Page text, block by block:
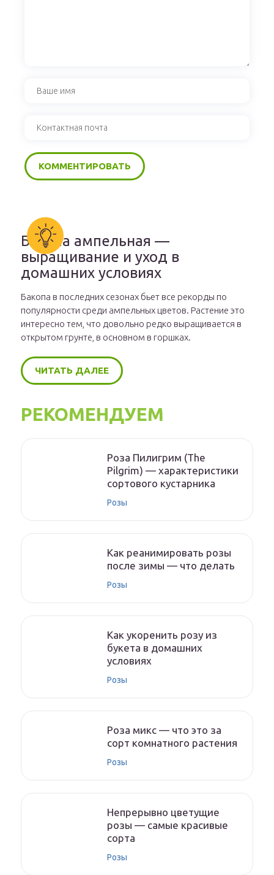
Бакопа ампельная —
выращивание и уход в
домашних условиях
Бакопа в последних сезонах бьет все рекорды по
популярности среди ампельных цветов. Растение это
интересно тем, что довольно редко выращивается в
открытом грунте, в основном в горшках.
ЧИТАТЬ ДАЛЕЕ
РЕКОМЕНДУЕМ
Роза Пилигрим (The
Pilgrim) — характеристики
сортового кустарника
Розы
Как реанимировать розы
после зимы — что делать
Розы
Как укоренить розу из
букета в домашних
условиях
Розы
Роза микс — что это за
сорт комнатного растения
Розы
Непрерывно цветущие
розы — самые красивые
сорта
Розы